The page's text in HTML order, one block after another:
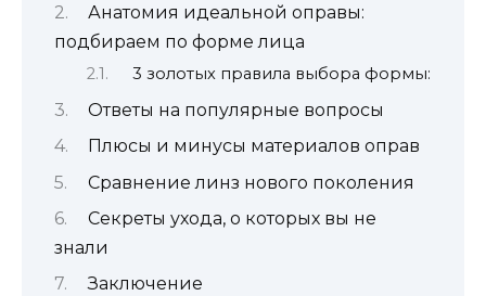
Анатомия идеальной оправы:
подбираем по форме лица
3 золотых правила выбора формы:
Ответы на популярные вопросы
Плюсы и минусы материалов оправ
Сравнение линз нового поколения
Секреты ухода, о которых вы не
знали
Заключение